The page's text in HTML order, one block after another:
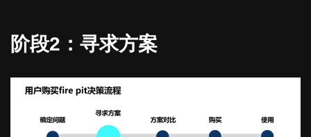
阶段2：寻求方案